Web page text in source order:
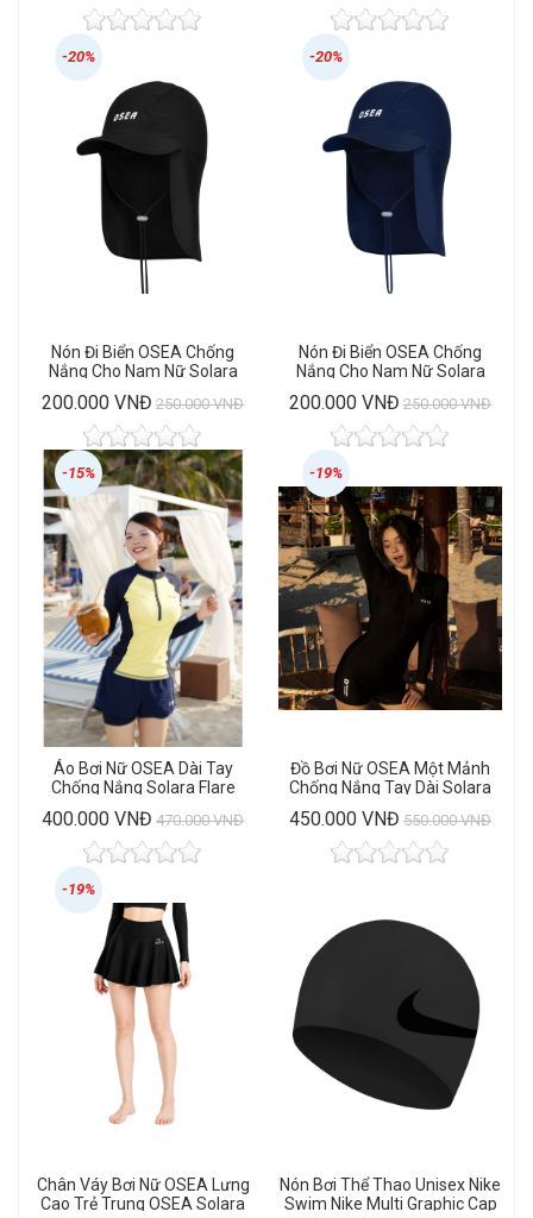
Nón Đi Biển OSEA Chống
Nắng Cho Nam Nữ Solara
Black Cap
200.000 VNĐ 250.000 VNĐ
-20%
Nón Đi Biển OSEA Chống
Nắng Cho Nam Nữ Solara
Navy Cap
200.000 VNĐ 250.000 VNĐ
-20%
Áo Bơi Nữ OSEA Dài Tay
Chống Nắng Solara Flare
Rashguard
400.000 VNĐ 470.000 VNĐ
-15%
Đồ Bơi Nữ OSEA Một Mảnh
Chống Nắng Tay Dài Solara
Edge One Piece
450.000 VNĐ 550.000 VNĐ
-19%
Chân Váy Bơi Nữ OSEA Lưng
Cao Trẻ Trung OSEA Solara
-19%
Nón Bơi Thể Thao Unisex Nike
Swim Nike Multi Graphic Cap